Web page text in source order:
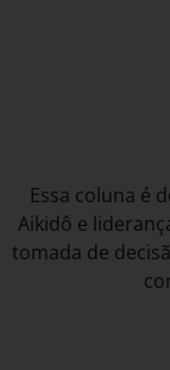
Essa coluna é
Aikidô e
tomada de